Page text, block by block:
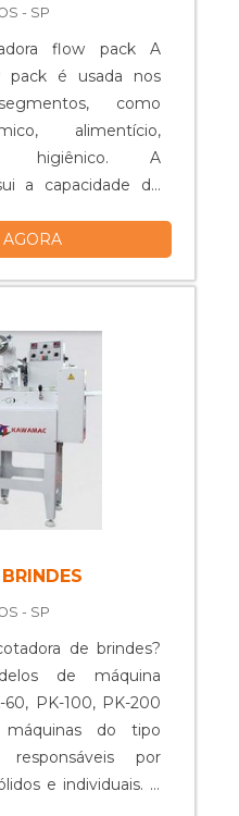
que raramente
de
o cliente não
financeiros
precocemente
Prestomaq
desde então, com
com seriedade e
cada vez mais
e conheça os
que a
de todos os
- SP
flow pack A
pack é usada nos
como
alimentício,
higiênico. A
a capacidade de
coletivos.
tem
operacional,
na manute....
AGORA
- SP
de brindes?
de máquina
60, PK-100, PK-200
máquinas do tipo
responsáveis por
e individuais. A